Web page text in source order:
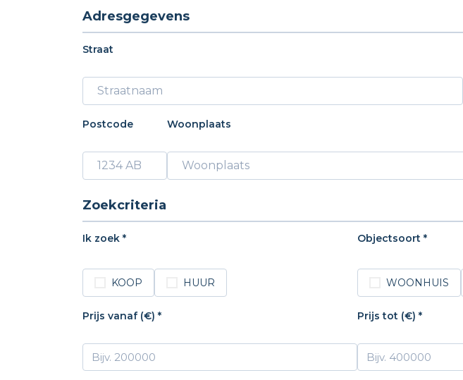
Adresgegevens
Straat
Postcode Woonplaats
Zoekcriteria
Ik zoek *
KOOP HUUR
Objectsoort *
WOONHUIS
Prijs vanaf (€) * Prijs tot (€) *